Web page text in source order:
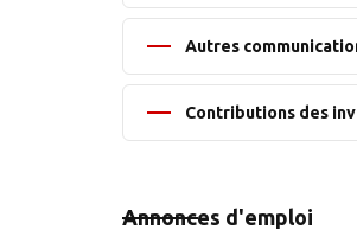
Autres
Contributions des
Annonces d'emploi